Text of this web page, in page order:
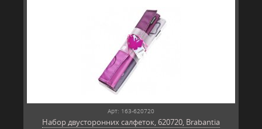
Арт: 163-620720
Набор двусторонних салфеток, 620720, Brabantia